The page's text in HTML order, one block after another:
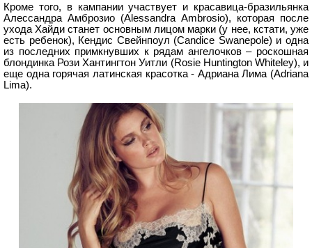
Кроме того, в кампании участвует и красавица-бразильянка
Алессандра Амброзио (Alessandra Ambrosio), которая после
ухода Хайди станет основным лицом марки (у нее, кстати, уже
есть ребенок), Кендис Свейнпоул (Candice Swanepole) и одна
из последних примкнувших к рядам ангелочков – роскошная
блондинка Рози Хантингтон Уитли (Rosie Huntington Whiteley), и
еще одна горячая латинская красотка - Адриана Лима (Adriana
Lima).